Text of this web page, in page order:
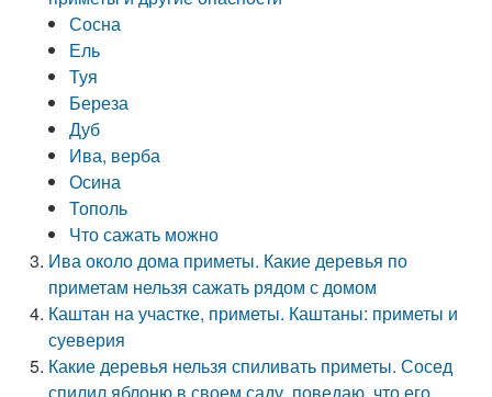
Сосна
Ель
Туя
Береза
Дуб
Ива, верба
Осина
Тополь
Что сажать можно
Ива около дома приметы. Какие деревья по
приметам нельзя сажать рядом с домом
Каштан на участке, приметы. Каштаны: приметы и
суеверия
Какие деревья нельзя спиливать приметы. Сосед